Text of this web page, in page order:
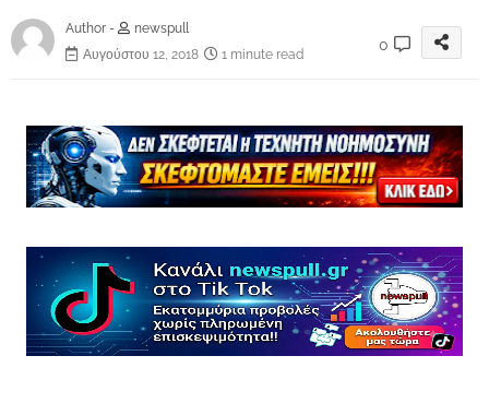
Author -
newspull
Αυγούστου 12, 2018
1 minute read
0